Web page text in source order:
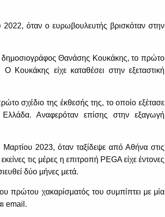
όταν ο ευρωβουλευτής βρισκόταν στην
Θανάσης Κουκάκης, το πρώτο
είχε καταθέσει στην εξεταστική
σχέδιο της έκθεσής της, το οποίο εξέτασε
Αναφερόταν επίσης στην εξαγωγή
2023, όταν ταξίδεψε από Αθήνα στις
τις μέρες η επιτροπή PEGA είχε έντονες
δύο μήνες μετά.
πρώτου χακαρίσματός του συμπίπτει με μία
email.